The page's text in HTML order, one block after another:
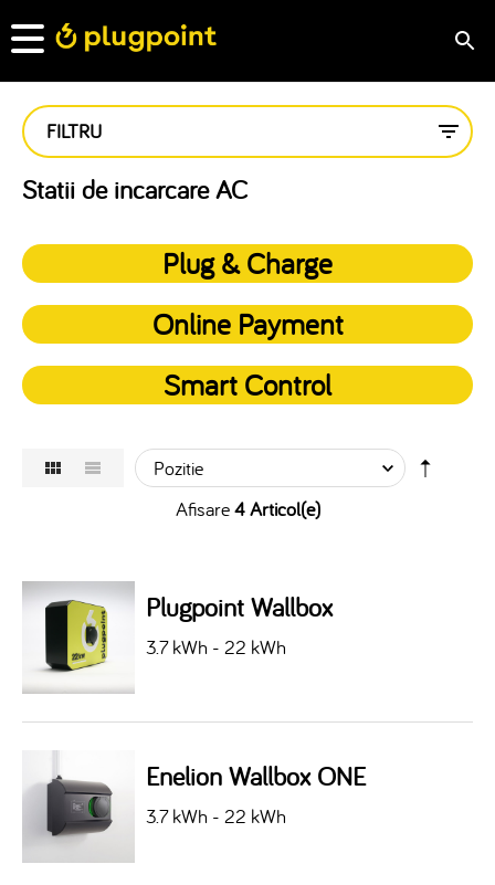
FILTRU
Statii de incarcare AC
Plug & Charge
Online Payment
Smart Control
Afisare4 Articol(e)
Plugpoint Wallbox
3.7 kWh - 22 kWh
Enelion Wallbox ONE
3.7 kWh - 22 kWh